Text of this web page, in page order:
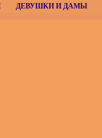
ДЕВУШКИ И ДАМЫ